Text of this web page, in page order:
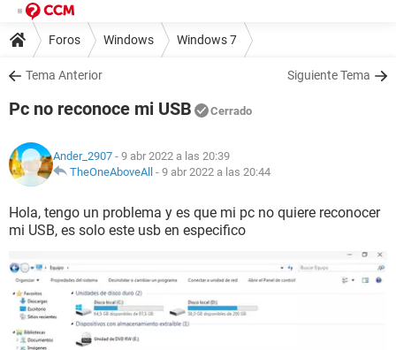
Foros Windows Windows 7
Tema Anterior Siguiente Tema
Pc no reconoce mi USB Cerrado
Ander_2907 - 9 abr 2022 a las 20:39
TheOneAboveAll - 9 abr 2022 a las 20:44
Hola, tengo un problema y es que mi pc no quiere reconocer
mi USB, es solo este usb en especifico